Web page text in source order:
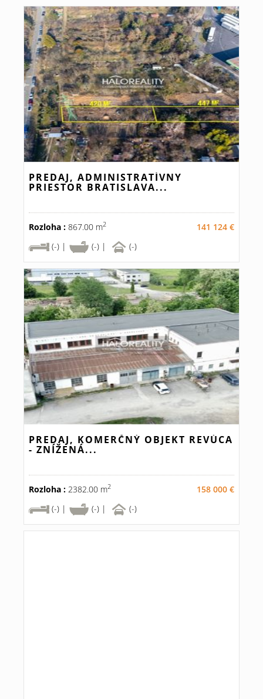
PREDAJ, ADMINISTRATÍVNY
PRIESTOR BRATISLAVA...
Rozloha : 867.00 m2
141 124 €
(-) |
(-) | (-)
PREDAJ, KOMERČNÝ OBJEKT REVÚCA
- ZNÍŽENÁ...
Rozloha : 2382.00 m2
158 000 €
(-) |
(-) | (-)